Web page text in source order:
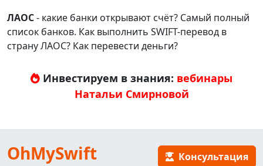
ЛАОС- какие банки открывают счёт? Самый полный
список банков. Как выполнить SWIFT-перевод в
страну ЛАОС? Как перевести деньги?
Инвестируем в знания: вебинары
Натальи Смирновой
OhMySwift Консультация